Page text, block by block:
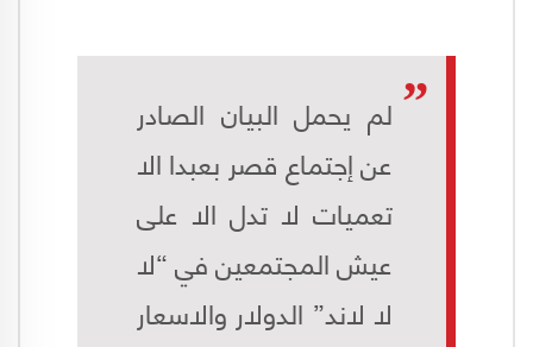
لم يحمل البيان الصادر
عن إجتماع قصر بعبدا الا
تعميات لا تدل الا على
عيش المجتمعين في “لا
لا لاند” الدولار والاسعار